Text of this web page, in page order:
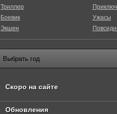
Триллер
Боевик
Экшен
Ужасы
Скоро на сайте
Обновления